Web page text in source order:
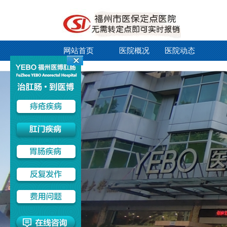
网站首页 医院概况 医院动态